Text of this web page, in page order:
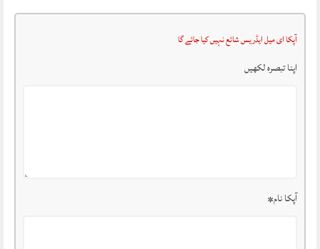
آپکا ای میل ایڈریس شائع نہیں کیا جائے گا
اپنا تبصرہ لکھیں
آپکا نام*